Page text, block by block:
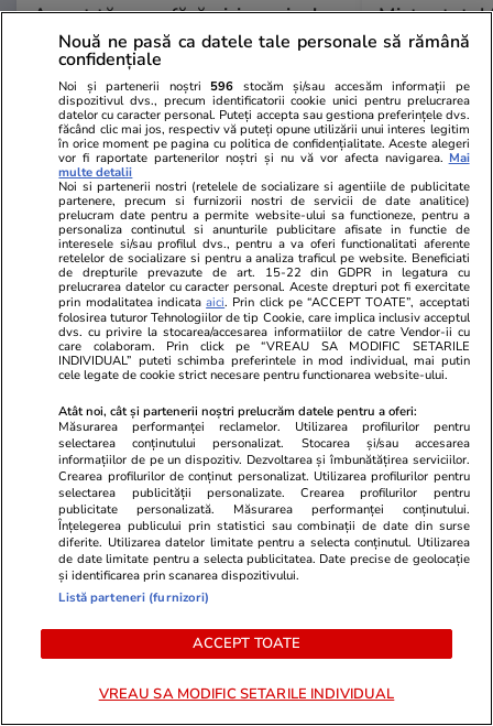
A rupt tăcerea fără nicio rușine!
Daniela Crudu spune totul despre
activitatea ei de pe platformele
pentru adulți: „Fac ce vreau, e
wow!”
Mister total
luat o
PARTENERI
GSP.ro
Fosta mare jucătoare de tenis, de
nerecunoscut la evenimentul
organizat la Moscova
GSP.ro
Fostul
Nouă ne pasă ca datele tale personale să rămână
confidențiale
Noi și partenerii noștri 596 stocăm și/sau accesăm informații pe
dispozitivul dvs., precum identificatorii cookie unici pentru prelucrarea
datelor cu caracter personal. Puteți accepta sau gestiona preferințele dvs.
făcând clic mai jos, respectiv vă puteți opune utilizării unui interes legitim
în orice moment pe pagina cu politica de confidențialitate. Aceste alegeri
vor fi raportate partenerilor noștri și nu vă vor afecta navigarea. Mai
multe detalii
Noi si partenerii nostri (retelele de socializare si agentiile de publicitate
partenere, precum si furnizorii nostri de servicii de date analitice)
prelucram date pentru a permite website-ului sa functioneze, pentru a
personaliza continutul si anunturile publicitare afisate in functie de
interesele si/sau profilul dvs., pentru a va oferi functionalitati aferente
retelelor de socializare si pentru a analiza traficul pe website. Beneficiati
de drepturile prevazute de art. 15-22 din GDPR in legatura cu
prelucrarea datelor cu caracter personal. Aceste drepturi pot fi exercitate
prin modalitatea indicataaici. Prin click pe “ACCEPT TOATE”, acceptati
folosirea tuturor Tehnologiilor de tip Cookie, care implica inclusiv acceptul
dvs. cu privire la stocarea/accesarea informatiilor de catre Vendor-ii cu
care colaboram. Prin click pe “VREAU SA MODIFIC SETARILE
INDIVIDUAL” puteti schimba preferintele in mod individual, mai putin
cele legate de cookie strict necesare pentru functionarea website-ului.
Atât noi, cât și partenerii noștri prelucrăm datele pentru a oferi:
Măsurarea performanței reclamelor. Utilizarea profilurilor pentru
selectarea conținutului personalizat. Stocarea și/sau accesarea
informațiilor de pe un dispozitiv. Dezvoltarea și îmbunătățirea serviciilor.
Crearea profilurilor de conținut personalizat. Utilizarea profilurilor pentru
selectarea publicității personalizate. Crearea profilurilor pentru
publicitate personalizată. Măsurarea performanței conținutului.
Înțelegerea publicului prin statistici sau combinații de date din surse
diferite. Utilizarea datelor limitate pentru a selecta conținutul. Utilizarea
de date limitate pentru a selecta publicitatea. Date precise de geolocație
și identificarea prin scanarea dispozitivului.
Listă parteneri (furnizori)
ACCEPT TOATE
VREAU SA MODIFIC SETARILE INDIVIDUAL